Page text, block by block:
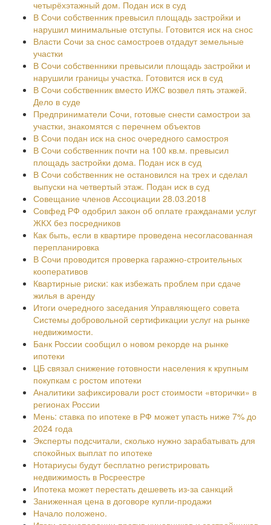
четырёхэтажный дом. Подан иск в суд
В Сочи собственник превысил площадь застройки и
нарушил минимальные отступы. Готовится иск на снос
Власти Сочи за снос самостроев отдадут земельные
участки
В Сочи собственники превысили площадь застройки и
нарушили границы участка. Готовится иск в суд
В Сочи собственник вместо ИЖС возвел пять этажей.
Дело в суде
Предприниматели Сочи, готовые снести самострои за
участки, знакомятся с перечнем объектов
В Сочи подан иск на снос очередного самостроя
В Сочи собственник почти на 100 кв.м. превысил
площадь застройки дома. Подан иск в суд
В Сочи собственник не остановился на трех и сделал
выпуски на четвертый этаж. Подан иск в суд
Совещание членов Ассоциации 28.03.2018
Совфед РФ одобрил закон об оплате гражданами услуг
ЖКХ без посредников
Как быть, если в квартире проведена несогласованная
перепланировка
В Сочи проводится проверка гаражно-строительных
кооперативов
Квартирные риски: как избежать проблем при сдаче
жилья в аренду
Итоги очередного заседания Управляющего совета
Системы добровольной сертификации услуг на рынке
недвижимости.
Банк России сообщил о новом рекорде на рынке
ипотеки
ЦБ связал снижение готовности населения к крупным
покупкам с ростом ипотеки
Аналитики зафиксировали рост стоимости «вторички» в
регионах России
Мень: ставка по ипотеке в РФ может упасть ниже 7% до
2024 года
Эксперты подсчитали, сколько нужно зарабатывать для
спокойных выплат по ипотеке
Нотариусы будут бесплатно регистрировать
недвижимость в Росреестре
Ипотека может перестать дешеветь из-за санкций
Заниженная цена в договоре купли-продажи
Начало положено.